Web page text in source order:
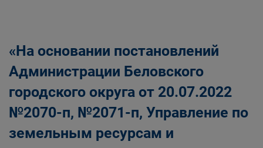
«На основании постановлений
Администрации Беловского
городского округа от 20.07.2022
№2070-п, №2071-п, Управление по
земельным ресурсам и